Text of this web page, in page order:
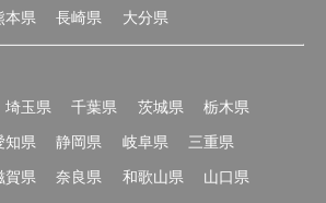
本県 長崎県 大分県
埼玉県 千葉県 茨城県
栃木県
知県 静岡県 岐阜県
三重県
賀県 奈良県 和歌山県
山口県